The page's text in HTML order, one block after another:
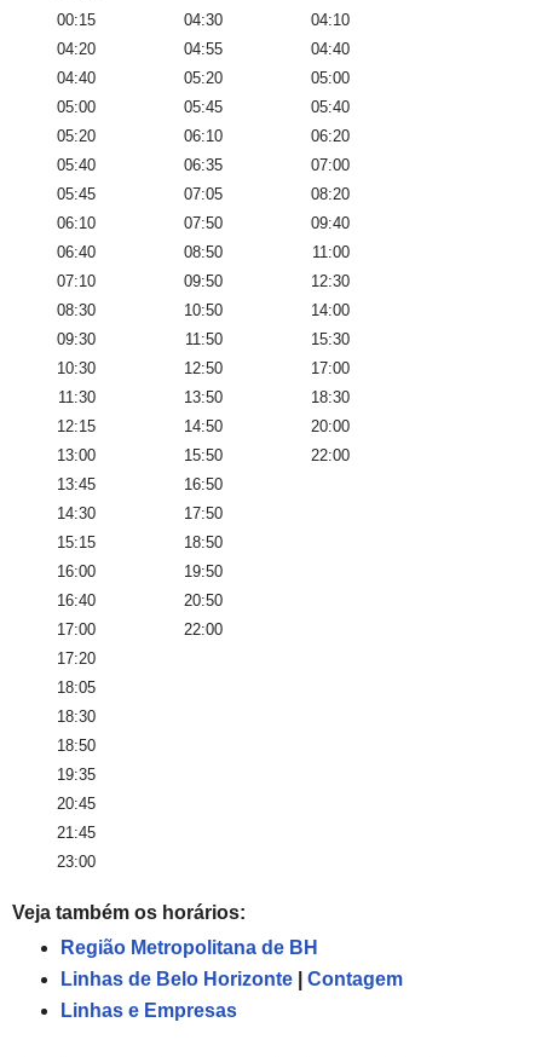
00:15 04:30
04:10
04:20
04:55
04:40
04:40
05:20
05:00
05:00
05:45
05:40
05:20
06:10
06:20
05:40
06:35
07:00
05:45
07:05
08:20
06:10
07:50
09:40
06:40
08:50
11:00
07:10
09:50
12:30
08:30
10:50
14:00
09:30
11:50
15:30
10:30
12:50
17:00
11:30
13:50
18:30
12:15
14:50
20:00
13:00
15:50
22:00
13:45
16:50
14:30
17:50
15:15
18:50
16:00
19:50
16:40
20:50
17:00
22:00
17:20
18:05
18:30
18:50
19:35
20:45
21:45
23:00
Veja também os horários:
Região Metropolitana de BH
Linhas de Belo Horizonte| Contagem
Linhas e Empresas